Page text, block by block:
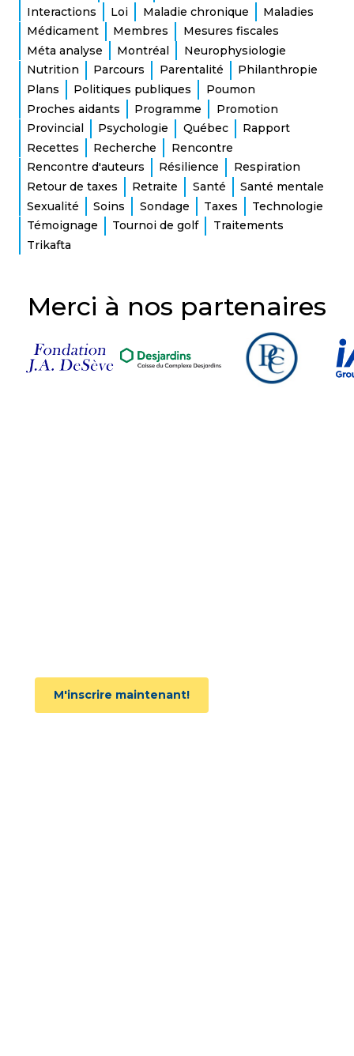
Interactions
Loi Maladie chronique
Maladies
Médicament
Membres
Mesures fiscales
Méta analyse
Montréal
Neurophysiologie
Nutrition
Parcours Parentalité
Philanthropie
Plans
Politiques publiques
Poumon
Proches aidants
Programme
Promotion
Provincial
Psychologie Québec
Rapport
Recettes
Recherche
Rencontre
Rencontre d'auteurs
Résilience
Respiration
Retour de taxes
Retraite Santé
Santé mentale
Sexualité
Soins Sondage Taxes
Technologie
Témoignage
Tournoi de golf
Traitements
Trikafta
Merci à nos partenaires
M'inscrire maintenant!